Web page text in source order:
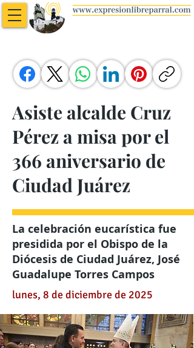
Asiste alcalde Cruz
Pérez a misa por el
366 aniversario de
Ciudad Juárez
La celebración eucarística fue
presidida por el Obispo de la
Diócesis de Ciudad Juárez, José
Guadalupe Torres Campos
lunes, 8 de diciembre de 2025